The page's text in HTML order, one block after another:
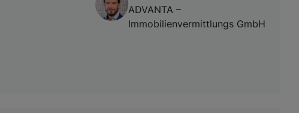
ADVANTA –
Immobilienvermittlungs GmbH